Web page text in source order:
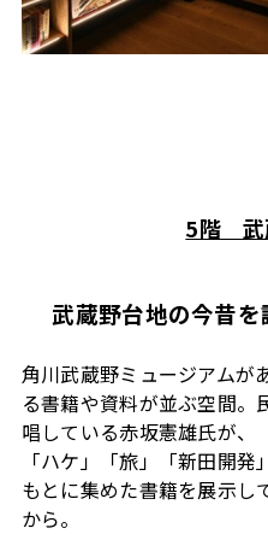
5階 武
武蔵野台地の今昔
角川武蔵野ミュージアムが
る書籍や資料が並ぶ空間
唱している赤坂憲雄氏が、
「ハケ」「旅」「新田開
もとに集めた書籍を展示し
から。